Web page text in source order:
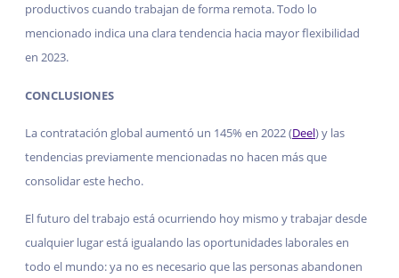
productivos cuando trabajan de forma remota. Todo lo
mencionado indica una clara tendencia hacia mayor flexibilidad
en 2023.
CONCLUSIONES
La contratación global aumentó un 145% en 2022 (Deel) y las
tendencias previamente mencionadas no hacen más que
consolidar este hecho.
El futuro del trabajo está ocurriendo hoy mismo y trabajar desde
cualquier lugar está igualando las oportunidades laborales en
todo el mundo: ya no es necesario que las personas abandonen